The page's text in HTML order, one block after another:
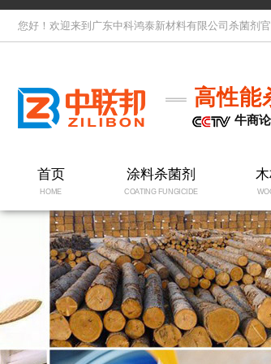
您好！欢迎来到广东中科鸿泰新材料有限公司杀菌剂官
高性能
牛商
首页
HOME
涂料杀菌剂
COATING FUNGICIDE